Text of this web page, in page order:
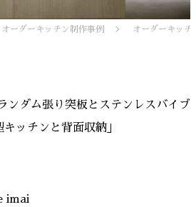
ーダーキッチン制作事例 オーダーキッチ
ンダム張り突板とステンレスバイブ
ッチンと背面収納」
imai